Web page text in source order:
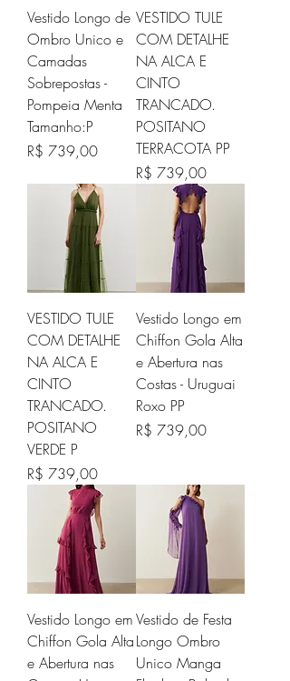
Vestido Longo de
Ombro Unico e
Camadas
Sobrepostas -
Pompeia Menta
Tamanho:P
Preço
R$ 739,00
VESTIDO TULE
COM DETALHE
NA ALCA E
CINTO
TRANCADO.
POSITANO
TERRACOTA PP
Preço
R$ 739,00
VESTIDO TULE
COM DETALHE
NA ALCA E
CINTO
TRANCADO.
POSITANO
VERDE P
Preço
R$ 739,00
Vestido Longo em
Chiffon Gola Alta
e Abertura nas
Costas - Uruguai
Roxo PP
Preço
R$ 739,00
Vestido Longo em
Chiffon Gola Alta
e Abertura nas
Vestido de Festa
Longo Ombro
Unico Manga